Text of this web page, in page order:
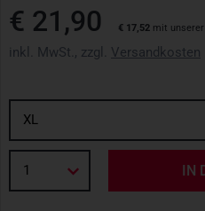
€ 21,90 € 17,52 mit unserer
inkl. MwSt., zzgl. Versandkosten
XL
1 IN